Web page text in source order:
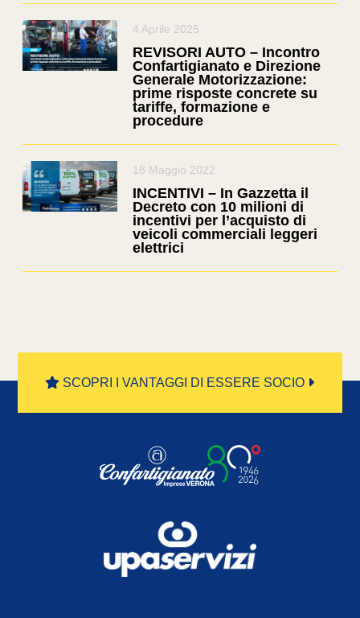
4 Aprile 2025
REVISORI AUTO – Incontro
Confartigianato e Direzione
Generale Motorizzazione:
prime risposte concrete su
tariffe, formazione e
procedure
18 Maggio 2022
INCENTIVI – In Gazzetta il
Decreto con 10 milioni di
incentivi per l’acquisto di
veicoli commerciali leggeri
elettrici
SCOPRI I VANTAGGI DI ESSERE SOCIO